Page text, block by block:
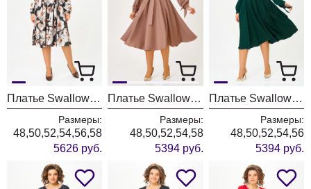
Платье Swallow 707-2
Размеры:
48,50,52,54,56,58
5626 руб.
Платье Swallow 891-1
Размеры:
48,50,52,54,58
5394 руб.
Платье Swallow 891
Размеры:
48,50,52,54,56
5394 руб.